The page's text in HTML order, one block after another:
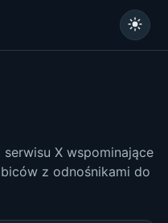
X wspominające
z odnośnikami do